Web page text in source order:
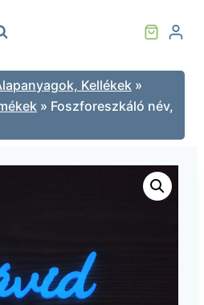
Kellékek »
» Foszforeszkáló név,